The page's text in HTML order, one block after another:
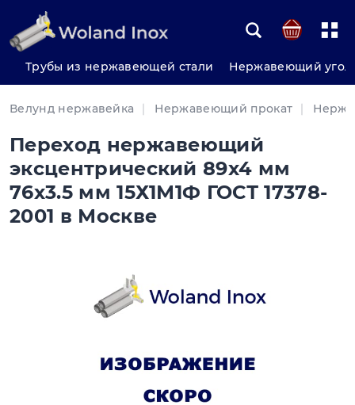
Трубы из нержавеющей стали Нержавеющий
Велунд нержавейка Нержавеющий прокат
Переход нержавеющий
эксцентрический 89х4 мм
76х3.5 мм 15Х1М1Ф ГОСТ 17378-
2001 в Москве